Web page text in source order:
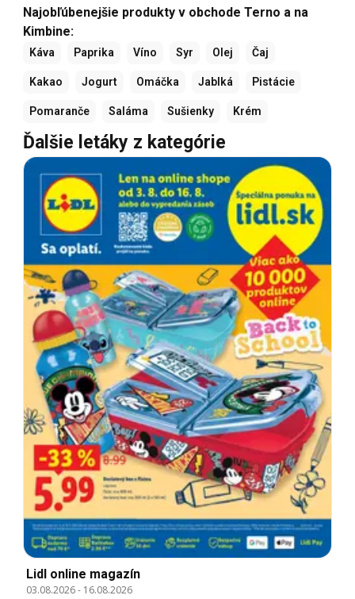
Najobľúbenejšie produkty v obchode Terno a na
Kimbine:
Káva Paprika Víno Syr Olej Čaj
Kakao Jogurt Omáčka Jablká Pistácie
Pomaranče Saláma Sušienky Krém
Ďalšie letáky z kategórie
Lidl online magazín
03.08.2026- 16.08.2026